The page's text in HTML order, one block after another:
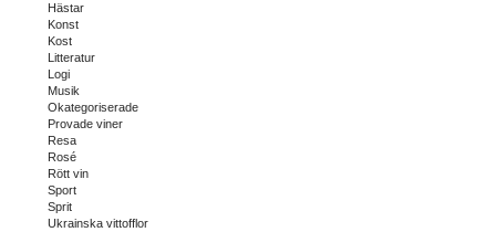
Hästar
Konst
Kost
Litteratur
Logi
Musik
Okategoriserade
Provade viner
Resa
Rosé
Rött vin
Sport
Sprit
Ukrainska vittofflor